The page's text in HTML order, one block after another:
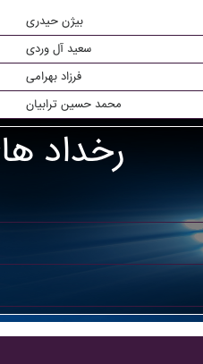
بیژن حیدری
سعید آل وردی
فرزاد بهرامی
محمد حسین ترابیان
رخداد